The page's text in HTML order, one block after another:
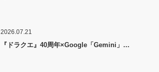
2026.07.21
『ドラクエ』40周年×Google「Gemini」…